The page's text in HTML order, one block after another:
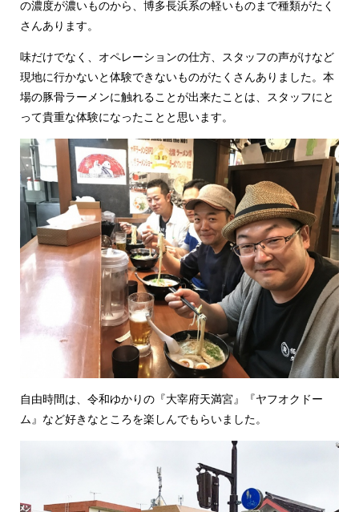
の濃度が濃いものから、博多長浜系の軽いものまで種類がたく
さんあります。
味だけでなく、オペレーションの仕方、スタッフの声がけなど
現地に行かないと体験できないものがたくさんありました。本
場の豚骨ラーメンに触れることが出来たことは、スタッフにと
って貴重な体験になったことと思います。
自由時間は、令和ゆかりの『大宰府天満宮』『ヤフオクドー
ム』など好きなところを楽しんでもらいました。